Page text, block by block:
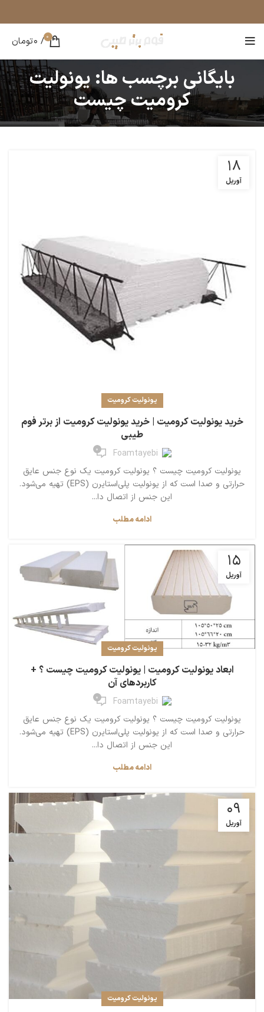
0
/
0تومان
بایگانی برچسب ها: یونولیت
کرومیت چیست
18
آوریل
یونولیت کرومیت
خرید یونولیت کرومیت | خرید یونولیت کرومیت از برتر فوم
طیبی
Foamtayebi
0
یونولیت کرومیت چیست ؟ یونولیت کرومیت یک نوع جنس عایق
حرارتی و صدا است که از یونولیت پلی‌استایرن (EPS) تهیه می‌شود.
این جنس از اتصال دا...
ادامه مطلب
15
آوریل
یونولیت کرومیت
ابعاد یونولیت کرومیت | یونولیت کرومیت چیست ؟ +
کاربردهای آن
Foamtayebi
0
یونولیت کرومیت چیست ؟ یونولیت کرومیت یک نوع جنس عایق
حرارتی و صدا است که از یونولیت پلی‌استایرن (EPS) تهیه می‌شود.
این جنس از اتصال دا...
ادامه مطلب
09
آوریل
یونولیت کرومیت